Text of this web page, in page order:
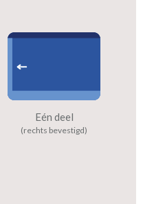
Eén deel
(rechts bevestigd)